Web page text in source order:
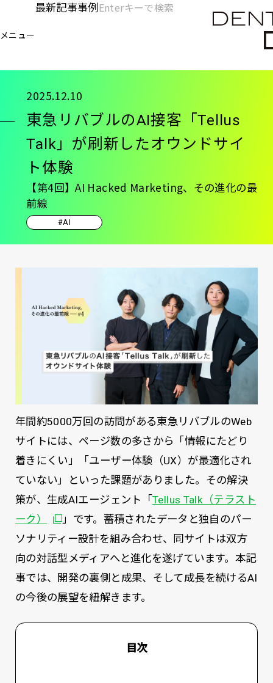
ン
ン
ツ
メニュー
[KC]
-
メ
イ
ン
最新記事事例
検
索
東
東急リバブルのAI接客「Tellus
Talk」が刷新したオウンドサイ
ト体験
【第4回】AI Hacked Marketing、その進化の最
前線
2025.12.10
#AI
年間約5000万回の訪問がある東急リバブルのWeb
サイトには、ページ数の多さから「情報にたどり
着きにくい」「ユーザー体験（UX）が最適化され
ていない」といった課題がありました。その解決
策が、生成AIエージェント「Tellus Talk（テラスト
ーク）
」です。蓄積されたデータと独自のパー
ソナリティー設計を組み合わせ、同サイトは双方
向の対話型メディアへと進化を遂げています。本記
事では、開発の裏側と成果、そして成長を続けるAI
の今後の展望を紐解きます。
目次